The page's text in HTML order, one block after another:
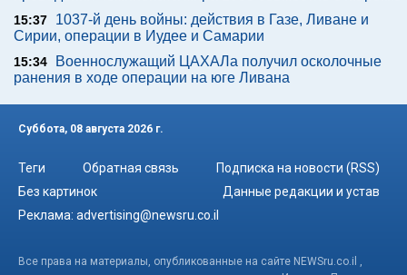
15:37
1037-й день войны: действия в Газе, Ливане и
Сирии, операции в Иудее и Самарии
15:34
Военнослужащий ЦАХАЛа получил осколочные
ранения в ходе операции на юге Ливана
Суббота, 08 августа 2026 г.
Теги Обратная связь
Подписка на новости (RSS)
Без картинок
Данные редакции и устав
Реклама: advertising@newsru.co.il
Все права на материалы, опубликованные на сайте NEWSru.co.il ,